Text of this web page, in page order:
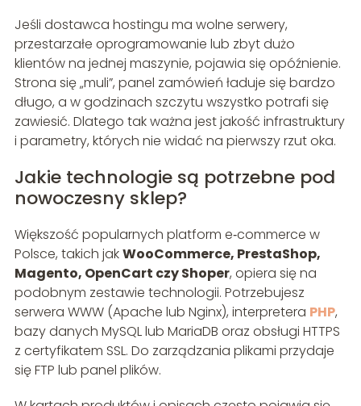
Jeśli dostawca hostingu ma wolne serwery,
przestarzałe oprogramowanie lub zbyt dużo
klientów na jednej maszynie, pojawia się opóźnienie.
Strona się „muli”, panel zamówień ładuje się bardzo
długo, a w godzinach szczytu wszystko potrafi się
zawiesić. Dlatego tak ważna jest jakość infrastruktury
i parametry, których nie widać na pierwszy rzut oka.
Jakie technologie są potrzebne pod
nowoczesny sklep?
Większość popularnych platform e‑commerce w
Polsce, takich jakWooCommerce, PrestaShop,
Magento, OpenCart czy Shoper, opiera się na
podobnym zestawie technologii. Potrzebujesz
serwera WWW (Apache lub Nginx), interpretera PHP,
bazy danych MySQL lub MariaDB oraz obsługi HTTPS
z certyfikatem SSL. Do zarządzania plikami przydaje
się FTP lub panel plików.